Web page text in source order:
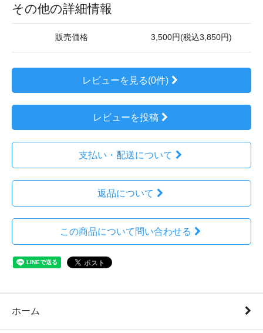
その他の詳細情報
販売価格 3,500円(税込3,850円)
レビューを見る(0件)
レビューを投稿
支払い・配送について
返品について
この商品について問い合わせる
ホーム